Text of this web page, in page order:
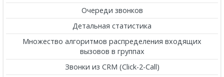
Очереди звонков
Детальная статистика
Множество алгоритмов распределения входящих
вызовов в группах
Звонки из CRM (Click-2-Call)